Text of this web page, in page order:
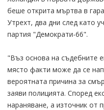
беше открита мъртва в
Утрехт, два дни след като
партия "Демократи-66".
"Въз основа на съдебните
място факти може да се
вероятната причина за
заяви полицията. Според
нараняване, а източник от